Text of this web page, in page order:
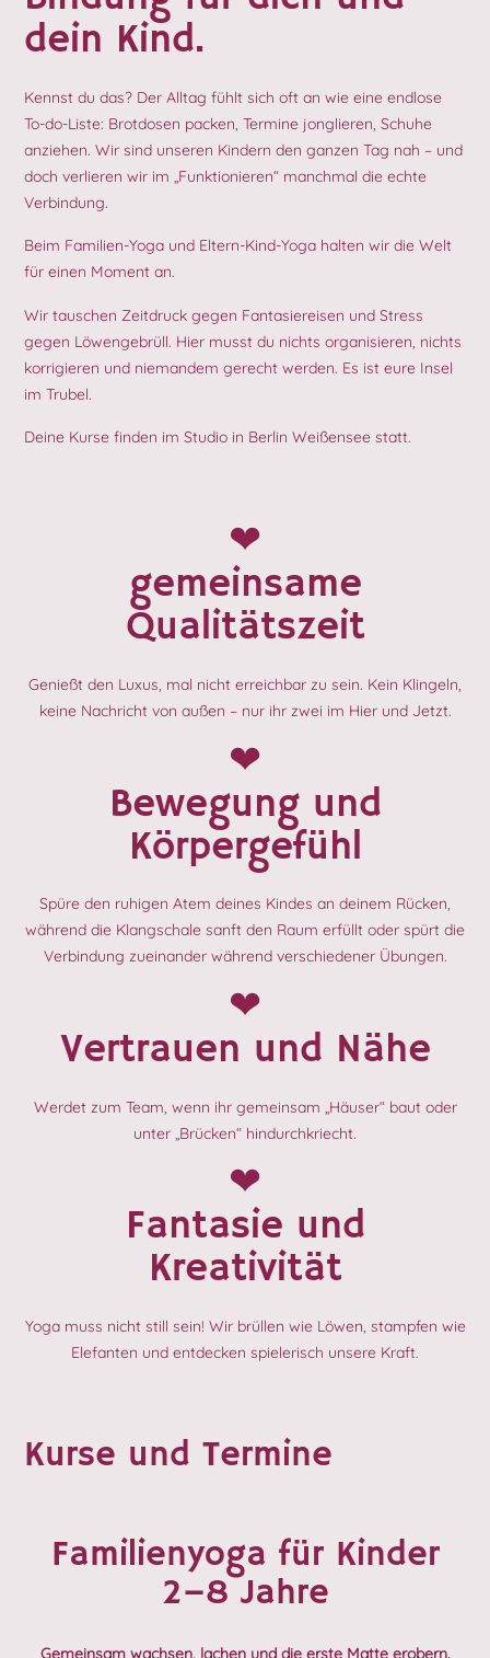
dein Kind.
Kennst du das? Der Alltag fühlt sich oft an wie eine endlose
To-do-Liste: Brotdosen packen, Termine jonglieren, Schuhe
anziehen. Wir sind unseren Kindern den ganzen Tag nah – und
doch verlieren wir im „Funktionieren“ manchmal die echte
Verbindung.
Beim Familien-Yoga und Eltern-Kind-Yoga halten wir die Welt
für einen Moment an.
Wir tauschen Zeitdruck gegen Fantasiereisen und Stress
gegen Löwengebrüll. Hier musst du nichts organisieren, nichts
korrigieren und niemandem gerecht werden. Es ist eure Insel
im Trubel.
Deine Kurse finden im Studio in Berlin Weißensee statt.
❤︎
gemeinsame
Qualitätszeit
Genießt den Luxus, mal nicht erreichbar zu sein. Kein Klingeln,
keine Nachricht von außen – nur ihr zwei im Hier und Jetzt.
❤︎
Bewegung und
Körpergefühl
Spüre den ruhigen Atem deines Kindes an deinem Rücken,
während die Klangschale sanft den Raum erfüllt oder spürt die
Verbindung zueinander während verschiedener Übungen.
❤︎
Vertrauen und Nähe
Werdet zum Team, wenn ihr gemeinsam „Häuser“ baut oder
unter „Brücken“ hindurchkriecht.
❤︎
Fantasie und
Kreativität
Yoga muss nicht still sein! Wir brüllen wie Löwen, stampfen wie
Elefanten und entdecken spielerisch unsere Kraft.
Kurse und Termine
Familienyoga für Kinder
2–8 Jahre
Gemeinsam wachsen, lachen und die erste Matte erobern.